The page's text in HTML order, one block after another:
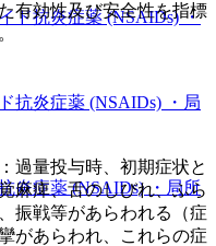
ド抗炎症薬 (NSAIDs) ・
抗炎症薬 (NSAIDs) ・局
炎症薬 (NSAIDs) ・局所
有効性及び安全性を指標
過量投与時、初期症状と
麻痺、舌のしびれ、ふら
振戦等があらわれる（症
があらわれ、これらの症